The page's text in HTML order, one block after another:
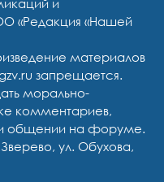
и
«Редакция «Нашей
материалов
запрещается.
морально-
комментариев,
общении на форуме.
ул. Обухова,